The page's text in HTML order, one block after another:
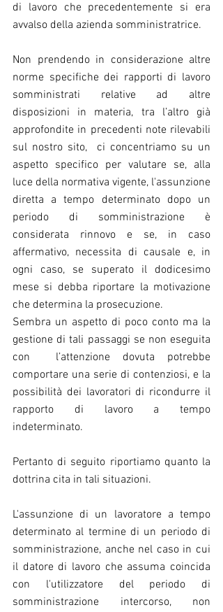
di lavoro che precedentemente si era
avvalso della azienda somministratrice.
Non prendendo in considerazione altre
norme specifiche dei rapporti di lavoro
somministrati relative ad altre
disposizioni in materia, tra l’altro già
approfondite in precedenti note rilevabili
sul nostro sito,  ci concentriamo su un
aspetto specifico per valutare se, alla
luce della normativa vigente, l'assunzione
diretta a tempo determinato dopo un
periodo di somministrazione è
considerata rinnovo e se, in caso
affermativo, necessita di causale e, in
ogni caso, se superato il dodicesimo
mese si debba riportare la motivazione
che determina la prosecuzione.
Sembra un aspetto di poco conto ma la
gestione di tali passaggi se non eseguita
con  l’attenzione dovuta potrebbe
comportare una serie di contenziosi, e la
possibilità dei lavoratori di ricondurre il
rapporto di lavoro a tempo
indeterminato.
Pertanto di seguito riportiamo quanto la
dottrina cita in tali situazioni.
L'assunzione di un lavoratore a tempo
determinato al termine di un periodo di
somministrazione, anche nel caso in cui
il datore di lavoro che assuma coincida
con l'utilizzatore del periodo di
somministrazione intercorso, non